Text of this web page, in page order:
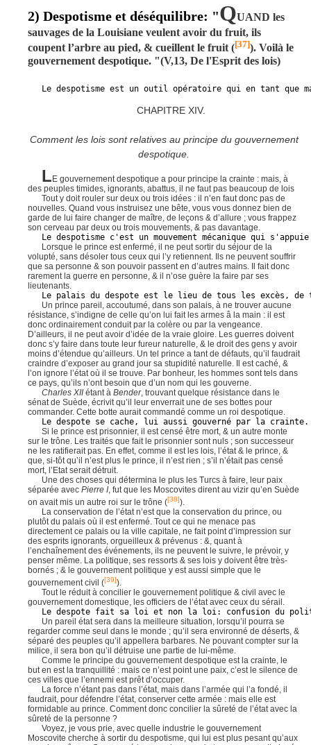
2) Despotisme et déséquilibre: "QUAND les
sauvages de la Louisiane veulent avoir du fruit, ils
coupent l’arbre au pied, & cueillent le fruit ([37]). Voilà le
gouvernement despotique. "(V,13, De l'Esprit des lois)
Le despotisme est un outil opératoire qui en tant que
CHAPITRE XIV.
Comment les lois sont relatives au principe du gouvernement
despotique.
L E gouvernement despotique a pour principe la crainte : mais, à
des peuples timides, ignorants, abattus, il ne faut pas beaucoup de lois
Tout y doit rouler sur deux ou trois idées : il n’en faut donc pas de
nouvelles. Quand vous instruisez une bête, vous vous donnez bien de
garde de lui faire changer de maître, de leçons & d’allure ; vous frappez
son cerveau par deux ou trois mouvements, & pas davantage.
Le despotisme c'est un mouvement mécanique qui
Lorsque le prince est enfermé, il ne peut sortir du séjour de la
volupté, sans désoler tous ceux qui l’y retiennent. Ils ne peuvent souffrir
que sa personne & son pouvoir passent en d’autres mains. Il fait donc
rarement la guerre en personne, & il n’ose guère la faire par ses
lieutenants.
Le palais du despote est le lieu de tous les excès,
Un prince pareil, accoutumé, dans son palais, à ne trouver aucune
résistance, s’indigne de celle qu’on lui fait les armes â la main : il est
donc ordinairement conduit par la colère ou par la vengeance.
D’ailleurs, il ne peut avoir d’idée de la vraie gloire. Les guerres doivent
donc s’y faire dans toute leur fureur naturelle, & le droit des gens y avoir
moins d’étendue qu’ailleurs. Un tel prince a tant de défauts, qu’il faudrait
craindre d’exposer au grand jour sa stupidité naturelle. Il est caché, &
l’on ignore l’état où il se trouve. Par bonheur, les hommes sont tels dans
ce pays, qu’ils n’ont besoin que d’un nom qui les gouverne.
Charles XII étant à Bender, trouvant quelque résistance dans le
sénat de Suède, écrivit qu’il leur enverrait une de ses bottes pour
commander. Cette botte aurait commandé comme un roi despotique.
Le despote se cache, lui aussi gouverné par la
Si le prince est prisonnier, il est censé être mort, & un autre monte
sur le trône. Les traités que fait le prisonnier sont nuls ; son successeur
ne les ratifierait pas. En effet, comme il est les lois, l’état & le prince, &
que, si-tôt qu’il n’est plus le prince, il n’est rien ; s’il n’était pas censé
mort, l’Etat serait détruit.
Une des choses qui détermina le plus les Turcs à faire, leur paix
séparée avec Pierre I, fut que les Moscovites dirent au vizir qu’en Suède
on avait mis un autre roi sur le trône ([38]).
La conservation de l’état n’est que la conservation du prince, ou
plutôt du palais où il est enfermé. Tout ce qui ne menace pas
directement ce palais ou la ville capitale, ne fait point d’impression sur
des esprits ignorants, orgueilleux & prévenus : &, quant à
l’enchaînement des événements, ils ne peuvent le suivre, le prévoir, y
penser même. La politique, ses ressorts & ses lois y doivent être très-
bornés ; & le gouvernement politique y est aussi simple que le
gouvernement civil ([39]).
Tout le réduit à concilier le gouvernement politique & civil avec le
gouvernement domestique, les officiers de l’état avec ceux du sérail.
Le despote fait sa loi et non la loi: confusion du
Un pareil état sera dans la meilleure situation, lorsqu’il pourra se
regarder comme seul dans le monde ; qu’il sera environné de déserts, &
séparé des peuples qu’il appellera barbares. Ne pouvant compter sur la
milice, il sera bon qu’il détruise une partie de lui-même.
Comme le principe du gouvernement despotique est la crainte, le
but en est la tranquillité : mais ce n’est point une paix, c’est le silence de
ces villes que l’ennemi est prêt d’occuper.
La force n’étant pas dans l’état, mais dans l’armée qui l’a fondé, il
faudrait, pour défendre l’état, conserver cette armée : mais elle est
formidable au prince. Comment donc concilier la sûreté de l’état avec la
sûreté de la personne ?
Voyez, je vous prie, avec quelle industrie le gouvernement
Moscovite cherche à sortir du despotisme, qui lui est plus pesant qu’aux